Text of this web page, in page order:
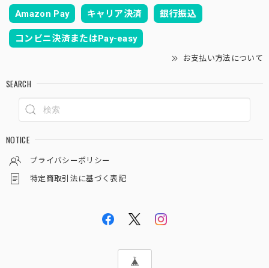
Amazon Pay キャリア決済 銀行振込
コンビニ決済またはPay-easy
お支払い方法について
SEARCH
NOTICE
プライバシーポリシー
特定商取引法に基づく表記